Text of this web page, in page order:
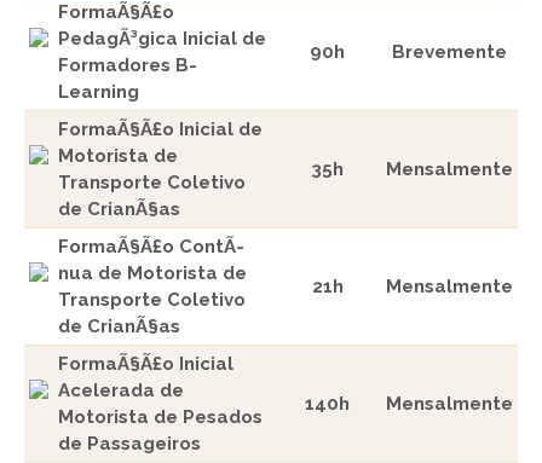
FormaÃ§Ã£o
PedagÃ³gica Inicial de
Formadores B-
Learning
90h Brevemente
FormaÃ§Ã£o Inicial de
Motorista de
Transporte Coletivo
de CrianÃ§as
35h Mensalmente
FormaÃ§Ã£o ContÃ­
nua de Motorista de
Transporte Coletivo
de CrianÃ§as
21h Mensalmente
FormaÃ§Ã£o Inicial
Acelerada de
Motorista de Pesados
de Passageiros
140h Mensalmente